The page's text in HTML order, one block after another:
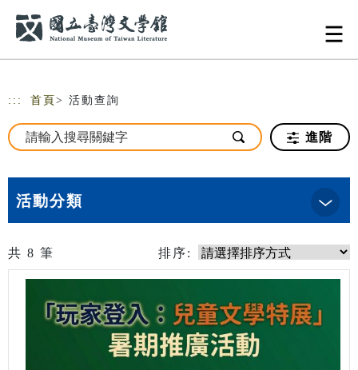
::: 首頁 > 活動查詢
進階
活動分類
共 8 筆 排序: